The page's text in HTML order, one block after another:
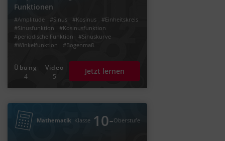
Funktionen
#Amplitude #Sinus #Kosinus
#Einheitskreis
#Sinusfunktion
#Kosinusfunktion
#periodische Funktion
#Sinuskurve
#Winkelfunktion
#Bogenmaß
Übung
4
Video
5
Jetzt lernen
Mathematik Klasse 10‐Oberstufe